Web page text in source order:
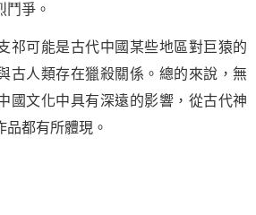
鬥爭。
祁可能是古代中國某些地區對巨猿的
古人類存在獵殺關係。總的來說，無
國文化中具有深遠的影響，從古代神
都有所體現。